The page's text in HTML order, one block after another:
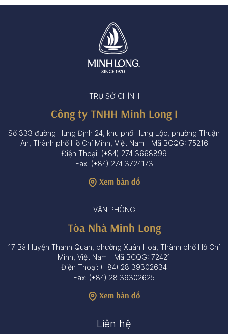
TRỤ SỞ CHÍNH
Công ty TNHH Minh Long I
Số 333 đường Hưng Định 24, khu phố Hưng Lộc, phường Thuận
An, Thành phố Hồ Chí Minh, Việt Nam - Mã BCQG: 75216
Điện Thoại: (+84) 274 3668899
Fax: (+84) 274 3724173
Xem bản đồ
VĂN PHÒNG
Tòa Nhà Minh Long
17 Bà Huyện Thanh Quan, phường Xuân Hoà, Thành phố Hồ Chí
Minh, Việt Nam - Mã BCQG: 72421
Điện Thoại: (+84) 28 39302634
Fax: (+84) 28 39302625
Xem bản đồ
Liên hệ